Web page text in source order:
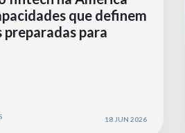
que definem
preparadas para
18 JUN 2026